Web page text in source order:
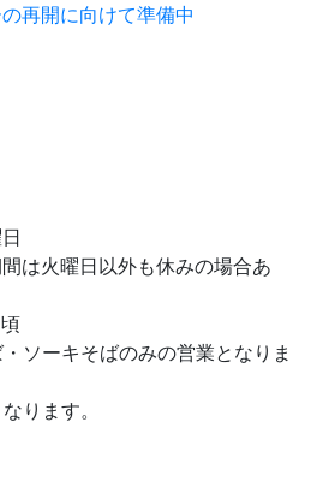
再開に向けて準備中
は火曜日以外も休みの場合あ
・ソーキそばのみの営業となりま
ります。